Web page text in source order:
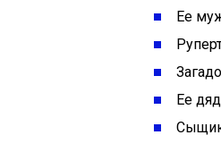
Ее
Ее